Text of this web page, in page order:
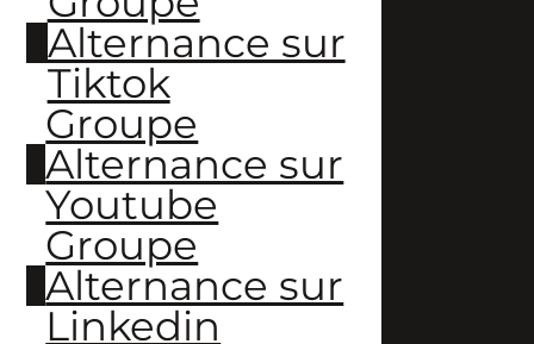
Alternance sur
Tiktok
Groupe
Alternance sur
Youtube
Groupe
Alternance sur
Linkedin